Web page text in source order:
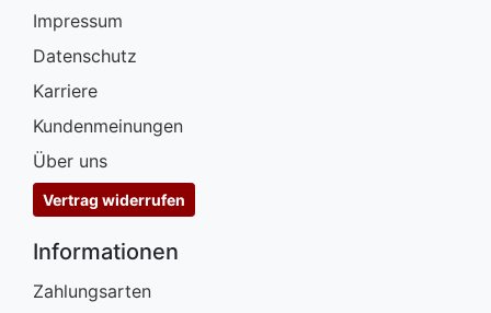
Impressum
Datenschutz
Karriere
Kundenmeinungen
Über uns
Vertrag widerrufen
Informationen
Zahlungsarten